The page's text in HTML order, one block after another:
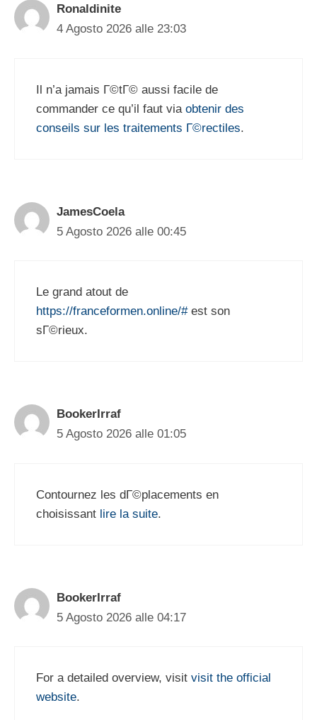
Ronaldinite
4 Agosto 2026 alle 23:03
Il n’a jamais Г©tГ© aussi facile de
commander ce qu’il faut via obtenir des
conseils sur les traitements Г©rectiles.
JamesCoela
5 Agosto 2026 alle 00:45
Le grand atout de
https://franceformen.online/#est son
sГ©rieux.
BookerIrraf
5 Agosto 2026 alle 01:05
Contournez les dГ©placements en
choisissant lire la suite.
BookerIrraf
5 Agosto 2026 alle 04:17
For a detailed overview, visit visit the official
website.